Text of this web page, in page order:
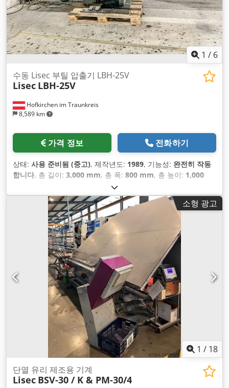
1 / 6
Hofkirchen im Traunkreis
8,589 km
수동 Lisec 부틸 압출기 LBH-25V
Lisec LBH-25V
가격 정보 전화하기
상태: 사용 준비됨 (중고), 제작년도: 1989, 기능성: 완전히 작동
합니다, 총 길이: 3,000 mm, 총 폭: 800 mm, 총 높이: 1,000
, 입력 전압:
력 전류 유형:삼상,
소형 광고
1 / 18
단열 유리 제조용 기계
Lisec BSV-30 / K & PM-30/4